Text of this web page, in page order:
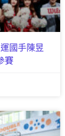
國手陳昱
賽